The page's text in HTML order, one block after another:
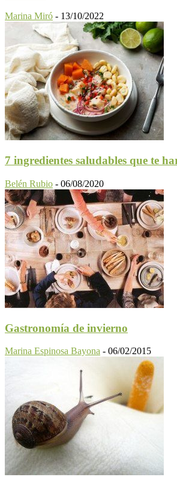
Marina Miró - 13/10/2022
7 ingredientes saludables que te
Belén Rubio - 06/08/2020
Gastronomía de invierno
Marina Espinosa Bayona - 06/02/2015